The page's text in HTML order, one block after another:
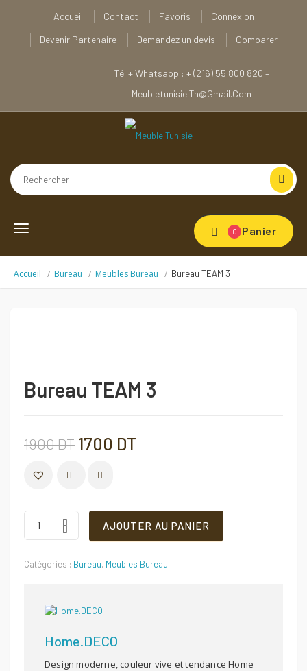
Accueil Contact Favoris
Connexion
Devenir Partenaire
Demandez un devis Comparer
Tél + Whatsapp : + (216) 55 800 820 –
Meubletunisie.tn@gmail.com
Toggle
0 Panier
Accueil Bureau Meubles Bureau Bureau TEAM 3
Bureau TEAM 3
1900DT Le
prix
initial
était :
1700 DT
actuel
est :
Bureau
TEAM
3
AJOUTER AU PANIER
Catégories : Bureau, Meubles Bureau
Home.DECO
Design moderne, couleur vive et tendance Home